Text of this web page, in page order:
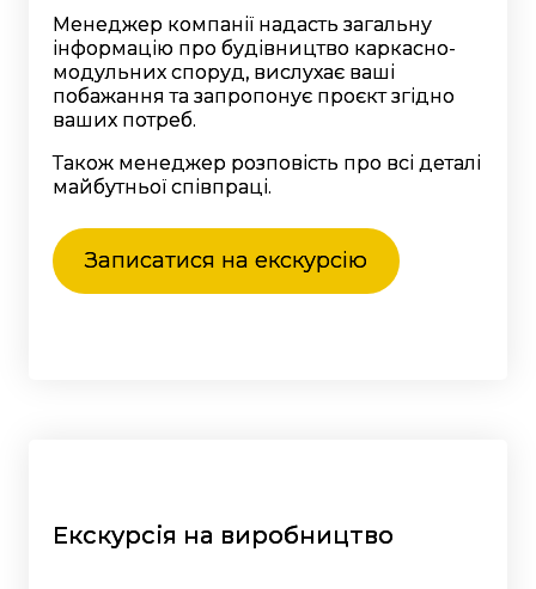
Менеджер компанії надасть загальну
інформацію про будівництво каркасно-
модульних споруд, вислухає ваші
побажання та запропонує проєкт згідно
ваших потреб.
Також менеджер розповість про всі деталі
майбутньої співпраці.
Записатися на екскурсію
Екскурсія на виробництво